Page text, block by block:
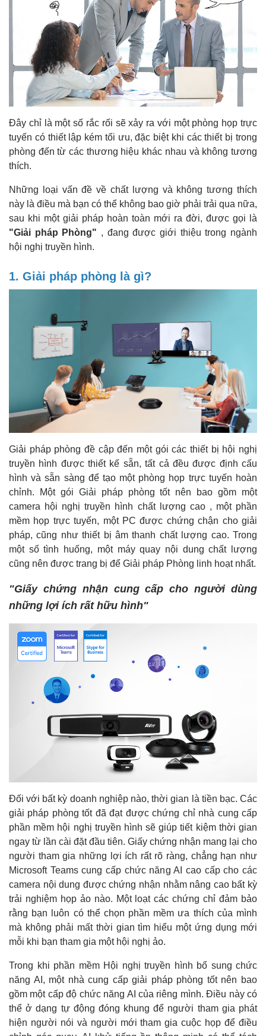
Đây chỉ là một số rắc rối sẽ xảy ra với một phòng họp trực
tuyến có thiết lập kém tối ưu, đặc biệt khi các thiết bị trong
phòng đến từ các thương hiệu khác nhau và không tương
thích.
Những loại vấn đề về chất lượng và không tương thích
này là điều mà bạn có thể không bao giờ phải trải qua nữa,
sau khi một giải pháp hoàn toàn mới ra đời, được gọi là
"Giải pháp Phòng" , đang được giới thiệu trong ngành
hội nghị truyền hình.
1. Giải pháp phòng là gì?
Giải pháp phòng đề cập đến một gói các thiết bị hội nghị
truyền hình được thiết kế sẵn, tất cả đều được định cấu
hình và sẵn sàng để tạo một phòng họp trực tuyến hoàn
chỉnh. Một gói Giải pháp phòng tốt nên bao gồm một
camera hội nghị truyền hình chất lượng cao , một phần
mềm họp trực tuyến, một PC được chứng chận cho giải
pháp, cũng như thiết bị âm thanh chất lượng cao. Trong
một số tình huống, một máy quay nội dung chất lượng
cũng nên được trang bị để Giải pháp Phòng linh hoạt nhất.
"Giấy chứng nhận cung cấp cho người dùng
những lợi ích rất hữu hình"
Đối với bất kỳ doanh nghiệp nào, thời gian là tiền bạc. Các
giải pháp phòng tốt đã đạt được chứng chỉ nhà cung cấp
phần mềm hội nghị truyền hình sẽ giúp tiết kiệm thời gian
ngay từ lần cài đặt đầu tiên. Giấy chứng nhận mang lại cho
người tham gia những lợi ích rất rõ ràng, chẳng hạn như
Microsoft Teams cung cấp chức năng AI cao cấp cho các
camera nội dung được chứng nhận nhằm nâng cao bất kỳ
trải nghiệm họp ảo nào. Một loạt các chứng chỉ đảm bảo
rằng bạn luôn có thể chọn phần mềm ưa thích của mình
mà không phải mất thời gian tìm hiểu một ứng dụng mới
mỗi khi bạn tham gia một hội nghị ảo.
Trong khi phần mềm Hội nghị truyền hình bổ sung chức
năng AI, một nhà cung cấp giải pháp phòng tốt nên bao
gồm một cấp độ chức năng AI của riêng mình. Điều này có
thể ở dạng tự động đóng khung để người tham gia phát
hiện người nói và người mới tham gia cuộc họp để điều